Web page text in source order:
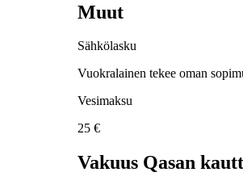
Muut
Sähkölasku
Vuokralainen tekee oman
Vesimaksu
25 €
Vakuus Qasan